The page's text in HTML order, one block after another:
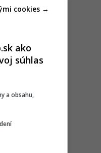
ako
súhlas
a obsahu,
cookies →